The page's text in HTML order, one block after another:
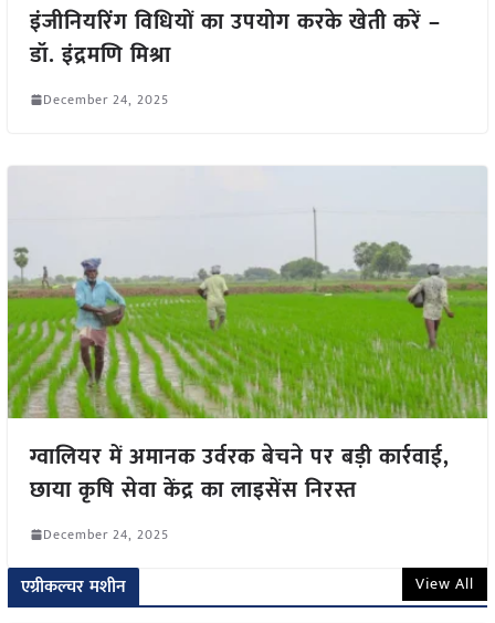
इंजीनियरिंग विधियों का उपयोग करके खेती करें –
डॉ. इंद्रमणि मिश्रा
December 24, 2025
ग्वालियर में अमानक उर्वरक बेचने पर बड़ी कार्रवाई,
छाया कृषि सेवा केंद्र का लाइसेंस निरस्त
December 24, 2025
एग्रीकल्चर मशीन View All